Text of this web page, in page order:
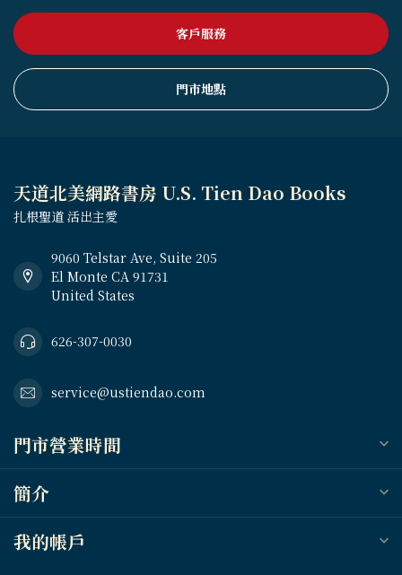
客戶服務
門市地點
天道北美網路書房 U.S. Tien Dao Books
扎根聖道 活出主愛
9060 Telstar Ave, Suite 205
El Monte CA 91731
United States
626-307-0030
service@ustiendao.com
門市營業時間
簡介
我的帳戶